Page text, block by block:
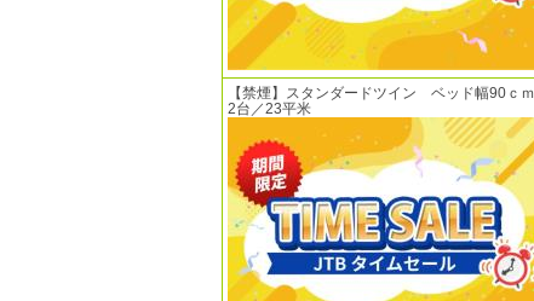
【禁煙】スタンダードツイン ベッド幅90ｃｍ
2台／23平米